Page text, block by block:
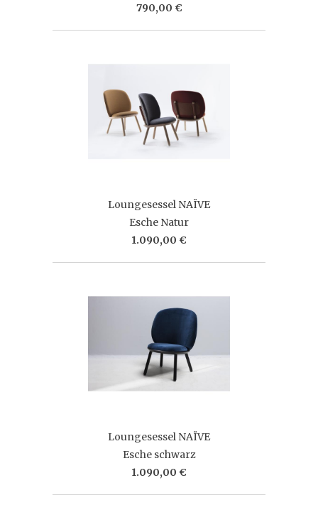
790,00 €
Loungesessel NAÏVE
Esche Natur
1.090,00 €
Loungesessel NAÏVE
Esche schwarz
1.090,00 €